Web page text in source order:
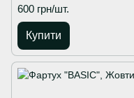
600 грн/шт.
Купити